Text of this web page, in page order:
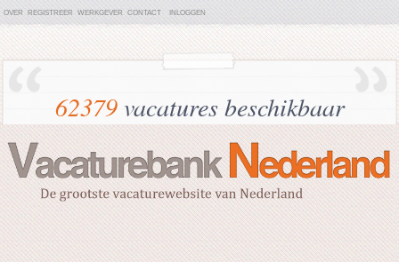
OVER REGISTREER WERKGEVER CONTACT INLOGGEN
62379vacatures beschikbaar